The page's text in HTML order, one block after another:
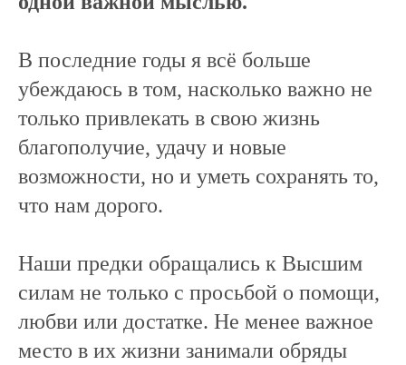
В последние годы я всё больше
убеждаюсь в том, насколько важно не
только привлекать в свою жизнь
благополучие, удачу и новые
возможности, но и уметь сохранять то,
что нам дорого.
Наши предки обращались к Высшим
силам не только с просьбой о помощи,
любви или достатке. Не менее важное
место в их жизни занимали обряды